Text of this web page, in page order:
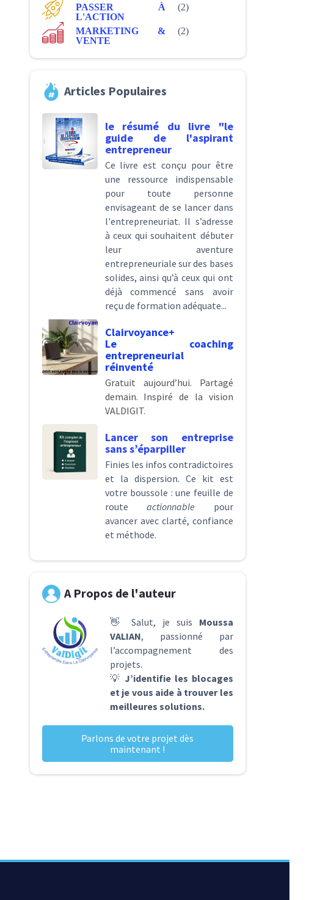
PASSER À
L'ACTION
(2)
MARKETING &
VENTE
(2)
Articles Populaires
le résumé du livre "le
guide de l'aspirant
entrepreneur
Ce livre est conçu pour être
une ressource indispensable
pour toute personne
envisageant de se lancer dans
l'entrepreneuriat. Il s’adresse
à ceux qui souhaitent débuter
leur aventure
entrepreneuriale sur des bases
solides, ainsi qu’à ceux qui ont
déjà commencé sans avoir
reçu de formation adéquate...
Clairvoyance+
Le coaching
entrepreneurial
réinventé
Gratuit aujourd’hui. Partagé
demain. Inspiré de la vision
VALDIGIT.
Lancer son entreprise
sans s’éparpiller
Finies les infos contradictoires
et la dispersion. Ce kit est
votre boussole : une feuille de
routeactionnable pour
avancer avec clarté, confiance
et méthode.
A Propos de l'auteur
👋 Salut, je suis Moussa
VALIAN, passionné par
l’accompagnement des
projets.
💡 J’identifie les blocages
et je vous aide à trouver les
meilleures solutions.
Parlons de votre projet dès
maintenant !